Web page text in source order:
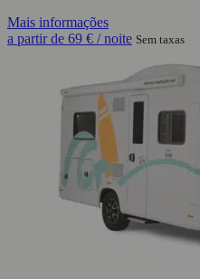
Mais informações
a partir de 69 € / noite Sem taxas